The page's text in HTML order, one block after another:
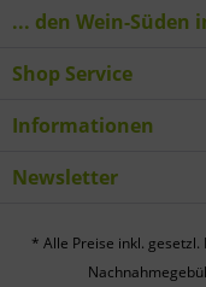
... den Wein-Süden
Shop Service
Informationen
Newsletter
* Alle Preise inkl.